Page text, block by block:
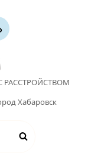
Хабаровск
Поиск